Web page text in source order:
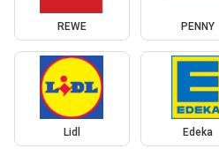
REWE PENNY
Lidl Edeka